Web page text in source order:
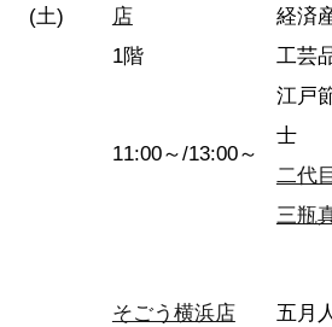
(土)
店
1階
11:00～/13:00～
経済
工芸
江戸
士
二代
三瓶
そごう横浜店
五月